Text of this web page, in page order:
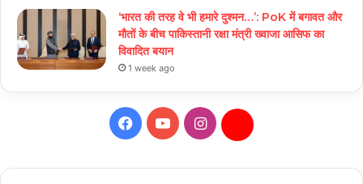
‘भारत की तरह वे भी हमारे दुश्मन…’: PoK में बगावत और
मौतों के बीच पाकिस्तानी रक्षा मंत्री ख्वाजा आसिफ का
विवादित बयान
1 week ago
Facebook
YouTubeInstagramDaily